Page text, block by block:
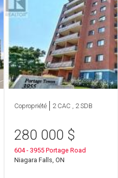
Copropriété 2 CAC , 2 SDB
280 000 $
604 - 3955 Portage Road
Niagara Falls, ON